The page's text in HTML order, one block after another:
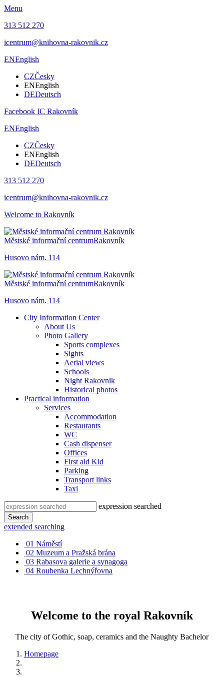
Menu
313 512 270
icentrum@knihovna-rakovnik.cz
ENEnglish
CZČesky
ENEnglish
DEDeutsch
Facebook IC Rakovník
ENEnglish
CZČesky
ENEnglish
DEDeutsch
313 512 270
icentrum@knihovna-rakovnik.cz
Welcome to Rakovník
Městské informační centrumRakovník
Husovo nám. 114
Městské informační centrumRakovník
Husovo nám. 114
City Information Center
About Us
Photo Gallery
Sports complexes
Sights
Aerial views
Schools
Night Rakovnik
Historical photos
Practical information
Services
Accommodation
Restaurants
WC
Cash dispenser
Offices
First aid Kid
Parking
Transport links
Taxi
expression searched
Search
extended searching
01 Náměstí
02 Muzeum a Pražská brána
03 Rabasova galerie a synagoga
04 Roubenka Lechnýřovna
Welcome to the royal Rakovník
The city of Gothic, soap, ceramics and the Naughty Bachelor
Homepage